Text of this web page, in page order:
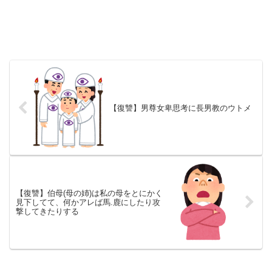
【復讐】男尊女卑思考に長男教のウトメ
【復讐】伯母(母の姉)は私の母をとにかく
見下してて、何かアレば馬.鹿にしたり攻
撃してきたりする